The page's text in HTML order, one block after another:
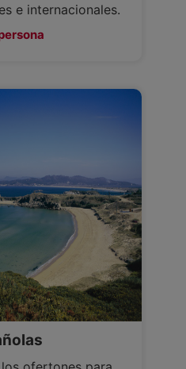
e internacionales.